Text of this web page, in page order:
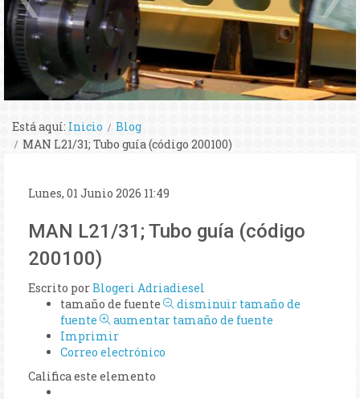
Está aquí: Inicio
Blog
MAN L21/31; Tubo guía (código 200100)
Lunes, 01 Junio 2026 11:49
MAN L21/31; Tubo guía (código
200100)
Escrito porBlogeri Adriadiesel
tamaño de fuente
disminuir tamaño de
fuente
aumentar tamaño de fuente
Imprimir
Correo electrónico
Califica este elemento